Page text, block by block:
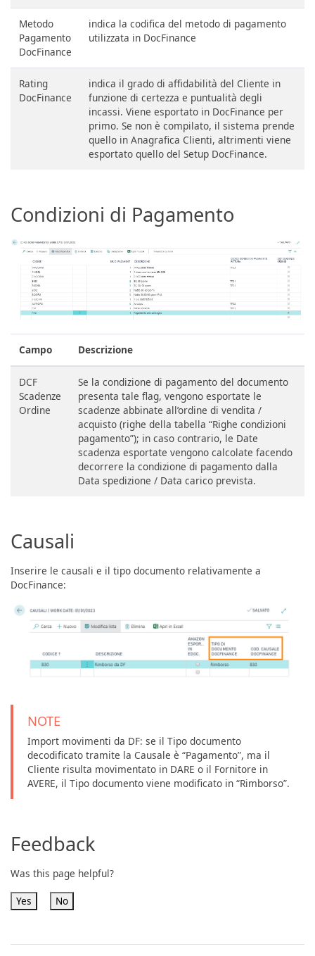
Metodo
Pagamento
DocFinance
indica la codifica del metodo di pagamento
utilizzata in DocFinance
Rating
DocFinance
indica il grado di affidabilità del Cliente in
funzione di certezza e puntualità degli
incassi. Viene esportato in DocFinance per
primo. Se non è compilato, il sistema prende
quello in Anagrafica Clienti, altrimenti viene
esportato quello del Setup DocFinance.
Condizioni di Pagamento
Campo Descrizione
DCF
Scadenze
Ordine
Se la condizione di pagamento del documento
presenta tale flag, vengono esportate le
scadenze abbinate all’ordine di vendita /
acquisto (righe della tabella “Righe condizioni
pagamento”); in caso contrario, le Date
scadenza esportate vengono calcolate facendo
decorrere la condizione di pagamento dalla
Data spedizione / Data carico prevista.
Causali
Inserire le causali e il tipo documento relativamente a
DocFinance:
NOTE
Import movimenti da DF: se il Tipo documento
decodificato tramite la Causale è “Pagamento”, ma il
Cliente risulta movimentato in DARE o il Fornitore in
AVERE, il Tipo documento viene modificato in “Rimborso”.
Feedback
Was this page helpful?
Yes No